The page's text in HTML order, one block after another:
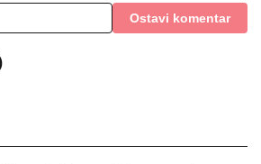
Ostavi komentar